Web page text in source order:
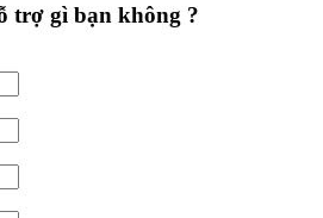
trợ gì bạn không ?